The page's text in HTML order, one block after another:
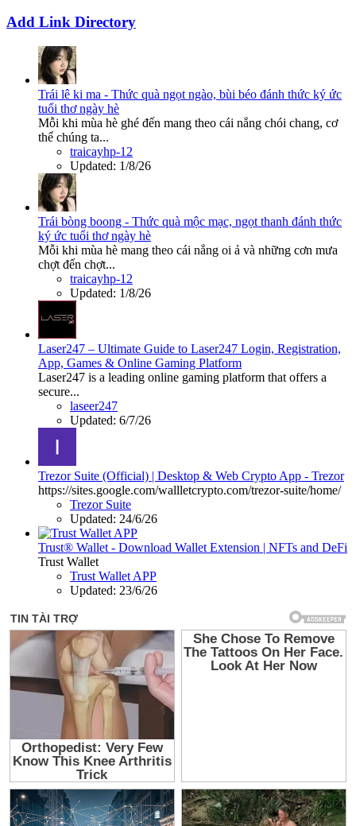
Add Link Directory
Trái lê ki ma - Thức quà ngọt ngào, bùi béo đánh thức ký ức
tuổi thơ ngày hè
Mỗi khi mùa hè ghé đến mang theo cái nắng chói chang, cơ
thể chúng ta...
traicayhp-12
Updated: 1/8/26
Trái bòng boong - Thức quà mộc mạc, ngọt thanh đánh thức
ký ức tuổi thơ ngày hè
Mỗi khi mùa hè mang theo cái nắng oi ả và những cơn mưa
chợt đến chợt...
traicayhp-12
Updated: 1/8/26
Laser247 – Ultimate Guide to Laser247 Login, Registration,
App, Games & Online Gaming Platform
Laser247 is a leading online gaming platform that offers a
secure...
laseer247
Updated: 6/7/26
Trezor Suite (Official) | Desktop & Web Crypto App - Trezor
https://sites.google.com/wallletcrypto.com/trezor-suite/home/
Trezor Suite
Updated: 24/6/26
Trust® Wallet - Download Wallet Extension | NFTs and DeFi
Trust Wallet
Trust Wallet APP
Updated: 23/6/26